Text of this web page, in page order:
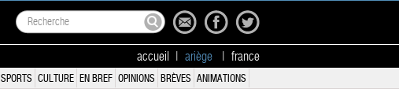
accueil ariège france
SPORTS CULTURE EN BREF OPINIONS BRÈVES ANIMATIONS